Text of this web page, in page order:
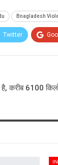
Bnagladesh
Twitter
है, करीब 6100